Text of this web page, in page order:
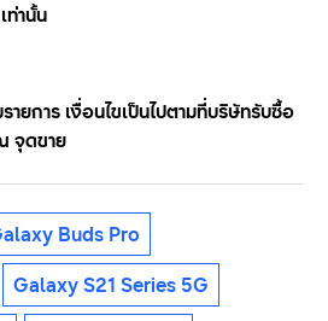
เท่านั้น
ายการ เงื่อนไขเป็นไปตามที่บริษัทรับซื้อ
จุดขาย
Buds Pro
Galaxy S21 Series 5G